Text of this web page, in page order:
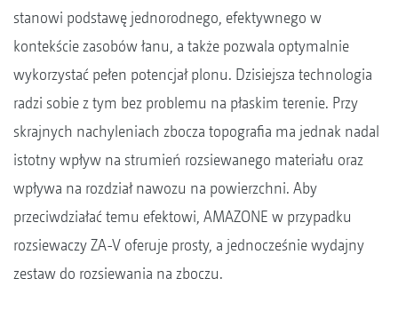
stanowi podstawę jednorodnego, efektywnego w
kontekście zasobów łanu, a także pozwala optymalnie
wykorzystać pełen potencjał plonu. Dzisiejsza technologia
radzi sobie z tym bez problemu na płaskim terenie. Przy
skrajnych nachyleniach zbocza topografia ma jednak nadal
istotny wpływ na strumień rozsiewanego materiału oraz
wpływa na rozdział nawozu na powierzchni. Aby
przeciwdziałać temu efektowi, AMAZONE w przypadku
rozsiewaczy ZA-V oferuje prosty, a jednocześnie wydajny
zestaw do rozsiewania na zboczu.